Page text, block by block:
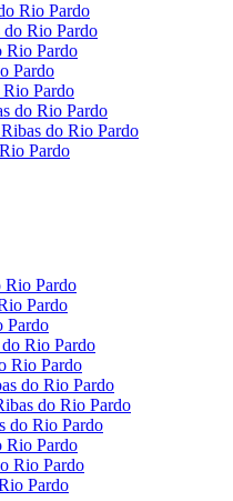
Rio Pardo
do Rio Pardo
Rio Pardo
Pardo
Pardo
do Rio Pardo
Ribas do Rio Pardo
Pardo
Rio Pardo
Pardo
Pardo
Rio Pardo
Rio Pardo
do Rio Pardo
do Rio Pardo
do Rio Pardo
Rio Pardo
Rio Pardo
Pardo